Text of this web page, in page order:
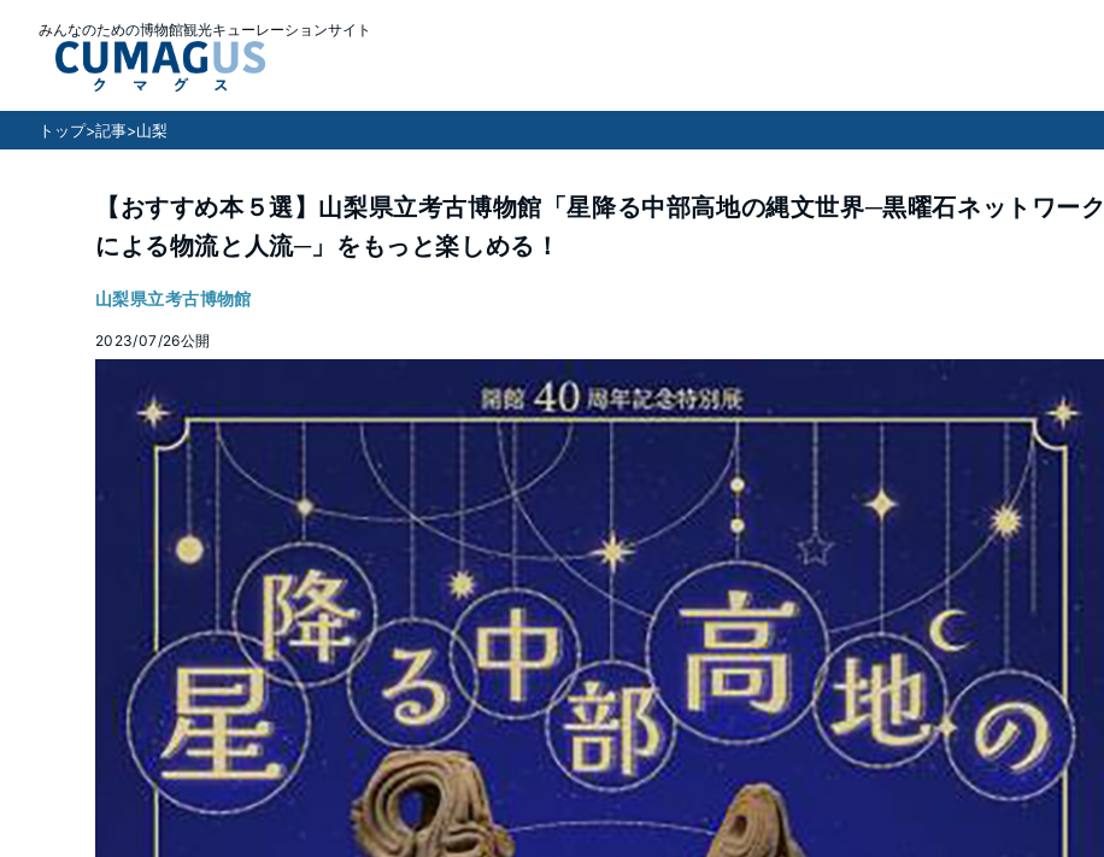
みんなのための博物館観光キューレーションサイト
トップ>記事>山梨
【おすすめ本５選】山梨県立考古博物館「星降る中部高地の縄文世界─黒曜石ネットワーク
による物流と人流─」をもっと楽しめる！
山梨県立考古博物館
2023/07/26公開